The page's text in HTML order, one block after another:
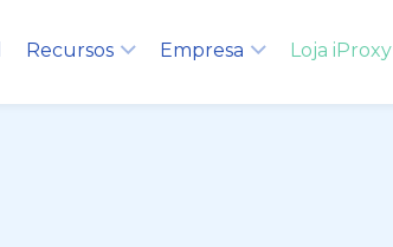
Recursos Empresa Loja iProxy